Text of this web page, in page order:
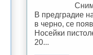
В предградие
в черно, се
Носейки
20...